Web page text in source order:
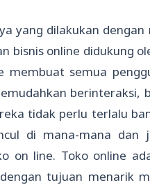
yang dilakukan
bisnis online didukung
membuat semua
berinteraksi,
tidak perlu terlalu
di mana-mana dan
on line. Toko online
tujuan menarik